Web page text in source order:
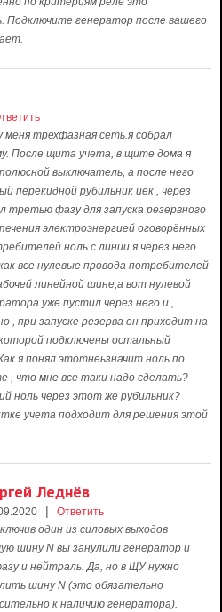
Подключите генератор после вашего
меня трехфазная сеть.я собрал
После щита учета, в щите дома я
выключатель, а после него
перекидной рубильник иек , через
третью фазу для запуска резервного
электроэнергией оговорённых
с линии я через него
все нулевые провода потребителей
линейной шине,а вот нулевой
уже пустил через него и ,
, при запуске резерва он приходит на
подключены остальный
я понял этотнеьзначит ноль по
, что мне все таки надо сделать?
ноль через этот же рубильник?
учета подходит для решения этой
Леднёв
|
Ответить
один из силовых выходов
шину N вы занулили генератор и
и нейтраль. Да, но в ЩУ нужно
шину N (это обязательно
к наличию генератора).